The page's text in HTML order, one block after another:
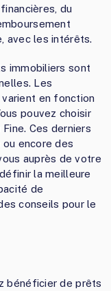
du
avec les intérêts.
immobiliers sont
Les
en fonction
pouvez choisir
Ces derniers
encore des
auprès de votre
la meilleure
de
conseils pour le
bénéficier de prêts